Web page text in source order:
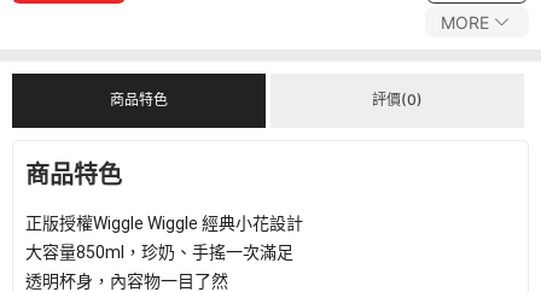
MORE
商品特色 評價(0)
商品特色
正版授權Wiggle Wiggle 經典小花設計
大容量850ml，珍奶、手搖一次滿足
透明杯身，內容物一目了然